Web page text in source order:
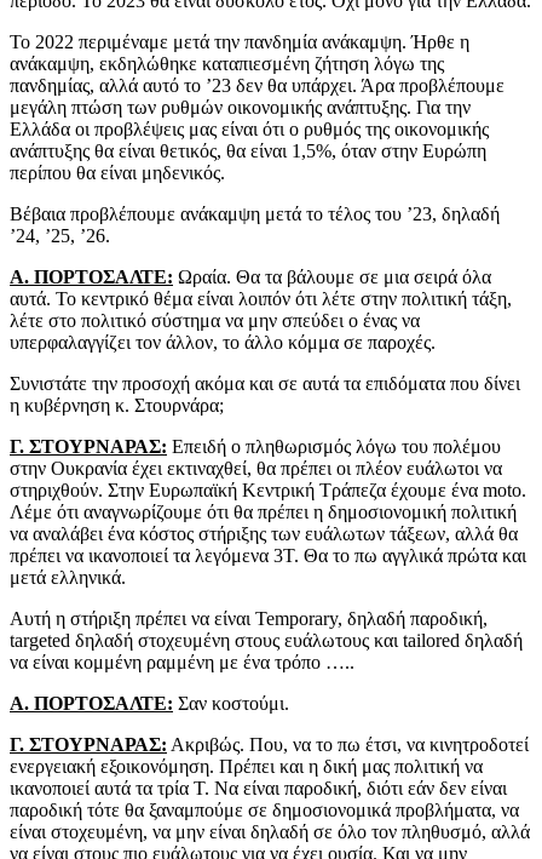
Το 2022 περιμέναμε μετά την πανδημία ανάκαμψη. Ήρθε η
ανάκαμψη, εκδηλώθηκε καταπιεσμένη ζήτηση λόγω της
πανδημίας, αλλά αυτό το ’23 δεν θα υπάρχει. Άρα προβλέπουμε
μεγάλη πτώση των ρυθμών οικονομικής ανάπτυξης. Για την
Ελλάδα οι προβλέψεις μας είναι ότι ο ρυθμός της οικονομικής
ανάπτυξης θα είναι θετικός, θα είναι 1,5%, όταν στην Ευρώπη
περίπου θα είναι μηδενικός.
Βέβαια προβλέπουμε ανάκαμψη μετά το τέλος του ’23, δηλαδή
’24, ’25, ’26.
Α. ΠΟΡΤΟΣΑΛΤΕ: Ωραία. Θα τα βάλουμε σε μια σειρά όλα
αυτά. Το κεντρικό θέμα είναι λοιπόν ότι λέτε στην πολιτική τάξη,
λέτε στο πολιτικό σύστημα να μην σπεύδει ο ένας να
υπερφαλαγγίζει τον άλλον, το άλλο κόμμα σε παροχές.
Συνιστάτε την προσοχή ακόμα και σε αυτά τα επιδόματα που δίνει
η κυβέρνηση κ. Στουρνάρα;
Γ. ΣΤΟΥΡΝΑΡΑΣ: Επειδή ο πληθωρισμός λόγω του πολέμου
στην Ουκρανία έχει εκτιναχθεί, θα πρέπει οι πλέον ευάλωτοι να
στηριχθούν. Στην Ευρωπαϊκή Κεντρική Τράπεζα έχουμε ένα moto.
Λέμε ότι αναγνωρίζουμε ότι θα πρέπει η δημοσιονομική πολιτική
να αναλάβει ένα κόστος στήριξης των ευάλωτων τάξεων, αλλά θα
πρέπει να ικανοποιεί τα λεγόμενα 3Τ. Θα το πω αγγλικά πρώτα και
μετά ελληνικά.
Αυτή η στήριξη πρέπει να είναι Temporary, δηλαδή παροδική,
targeted δηλαδή στοχευμένη στους ευάλωτους και tailored δηλαδή
να είναι κομμένη ραμμένη με ένα τρόπο …..
Α. ΠΟΡΤΟΣΑΛΤΕ: Σαν κοστούμι.
Γ. ΣΤΟΥΡΝΑΡΑΣ: Ακριβώς. Που, να το πω έτσι, να κινητροδοτεί
ενεργειακή εξοικονόμηση. Πρέπει και η δική μας πολιτική να
ικανοποιεί αυτά τα τρία Τ. Να είναι παροδική, διότι εάν δεν είναι
παροδική τότε θα ξαναμπούμε σε δημοσιονομικά προβλήματα, να
είναι στοχευμένη, να μην είναι δηλαδή σε όλο τον πληθυσμό, αλλά
να είναι στους πιο ευάλωτους για να έχει ουσία. Και να μην